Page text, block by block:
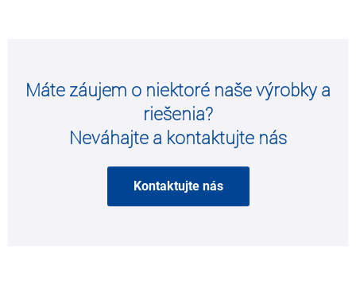
Máte záujem o niektoré naše výrobky a
riešenia?
Neváhajte a kontaktujte nás
Kontaktujte nás